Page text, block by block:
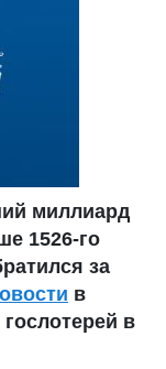
миллиард
1526-го
за
в
в